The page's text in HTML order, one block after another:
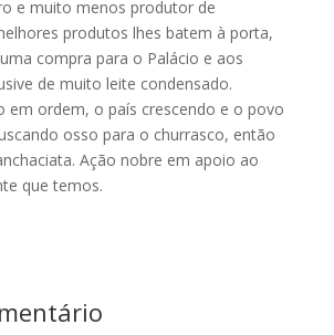
e muito menos produtor de
produtos lhes batem à porta,
compra para o Palácio e aos
de muito leite condensado.
em ordem, o país crescendo e o povo
osso para o churrasco, então
Ação nobre em apoio ao
que temos.